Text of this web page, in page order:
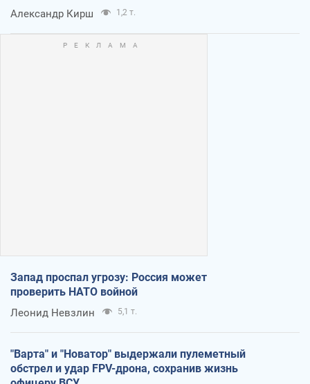
Александр Кирш 1,2 т.
Запад проспал угрозу: Россия может
проверить НАТО войной
Леонид Невзлин 5,1 т.
"Варта" и "Новатор" выдержали пулеметный
обстрел и удар FPV-дрона, сохранив жизнь